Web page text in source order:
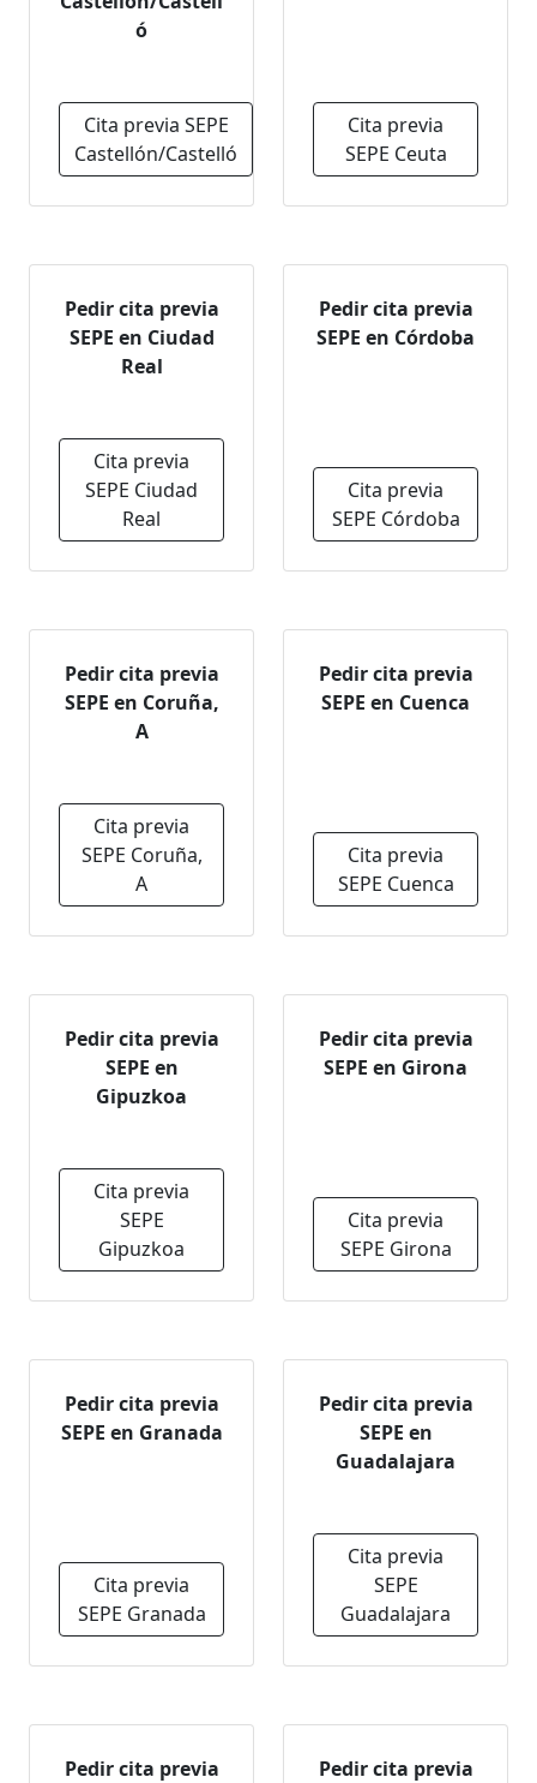
ó
Cita previa SEPE
Castellón/Castelló
Cita previa
SEPE Ceuta
Pedir cita previa
SEPE en Ciudad
Real
Cita previa
SEPE Ciudad
Real
Pedir cita previa
SEPE en Córdoba
Cita previa
SEPE Córdoba
Pedir cita previa
SEPE en Coruña,
A
Cita previa
SEPE Coruña,
A
Pedir cita previa
SEPE en Cuenca
Cita previa
SEPE Cuenca
Pedir cita previa
SEPE en
Gipuzkoa
Cita previa
SEPE
Gipuzkoa
Pedir cita previa
SEPE en Girona
Cita previa
SEPE Girona
Pedir cita previa
SEPE en Granada
Cita previa
SEPE Granada
Pedir cita previa
SEPE en
Guadalajara
Cita previa
SEPE
Guadalajara
Pedir cita previa
Pedir cita previa